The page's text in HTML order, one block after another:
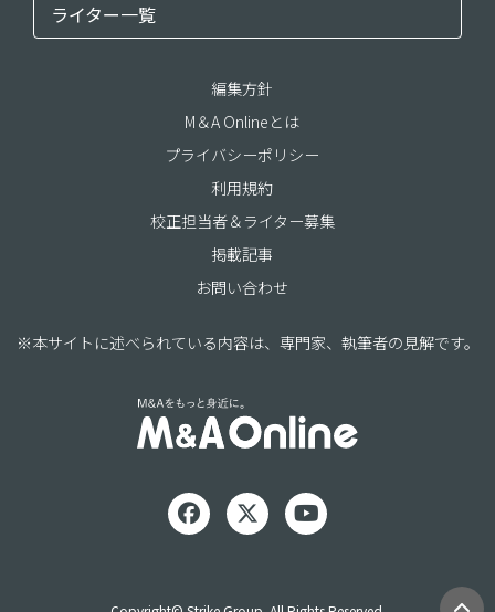
ライター一覧
編集方針
M＆A Onlineとは
プライバシーポリシー
利用規約
校正担当者＆ライター募集
掲載記事
お問い合わせ
※本サイトに述べられている内容は、専門家、執筆者の見解です。